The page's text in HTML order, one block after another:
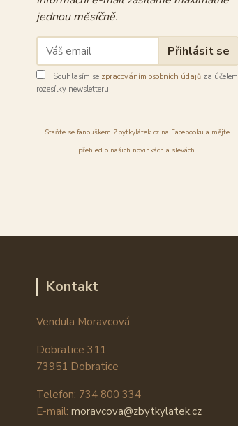
jednou měsíčně.
Přihlásit se
Souhlasím se zpracováním osobních údajů za účelem
rozesílky newsletteru.
Staňte se fanouškem Zbytkylátek.cz na Facebooku a mějte
přehled o našich novinkách a slevách.
Kontakt
Vendula Moravcová
Dobratice 311
73951 Dobratice
Telefon: 734 800 334
E-mail: moravcova@zbytkylatek.cz